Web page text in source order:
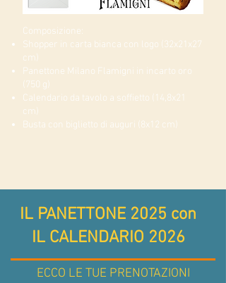
Composizione:
Shopper in carta bianca con logo (32x21x27
cm)
Panettone Milano Flamigni in incarto oro
(750 g)
Calendario da tavolo a soffietto (14,8x21
cm)
Busta con biglietto di auguri (8x12 cm)
IL PANETTONE 2025 con
IL CALENDARIO 2026
ECCO LE TUE PRENOTAZIONI